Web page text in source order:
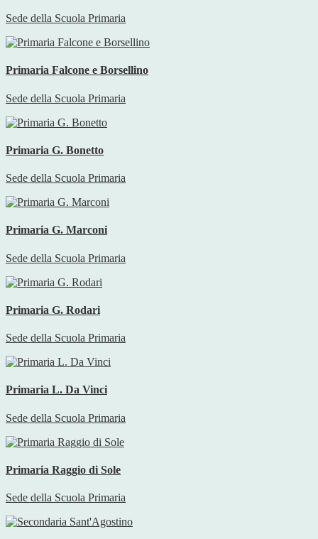
Sede della Scuola Primaria
Primaria Falcone e Borsellino
Sede della Scuola Primaria
Primaria G. Bonetto
Sede della Scuola Primaria
Primaria G. Marconi
Sede della Scuola Primaria
Primaria G. Rodari
Sede della Scuola Primaria
Primaria L. Da Vinci
Sede della Scuola Primaria
Primaria Raggio di Sole
Sede della Scuola Primaria